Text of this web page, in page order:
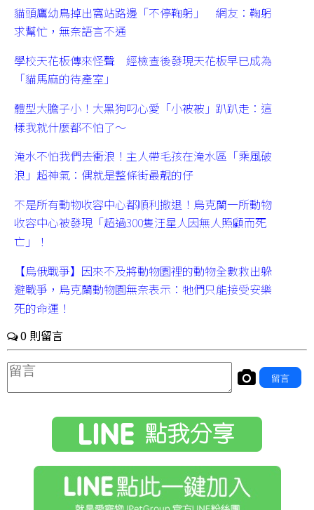
貓頭鷹幼鳥掉出窩站路邊「不停鞠躬」 網友：鞠躬
求幫忙，無奈語言不通
學校天花板傳來怪聲 經檢查後發現天花板早已成為
「貓馬麻的待產室」
體型大膽子小！大黑狗叼心愛「小被被」趴趴走：這
樣我就什麼都不怕了～
淹水不怕我們去衝浪！主人帶毛孩在淹水區「乘風破
浪」超神氣：偶就是整條街最靚的仔
不是所有動物收容中心都順利撤退！烏克蘭一所動物
收容中心被發現「超過300隻汪星人因無人照顧而死
亡」！
【烏俄戰爭】因來不及將動物園裡的動物全數救出躲
避戰爭，烏克蘭動物園無奈表示：牠們只能接受安樂
死的命運！